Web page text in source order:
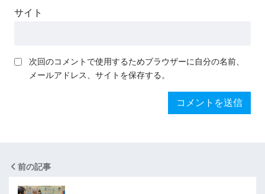
サイト
次回のコメントで使用するためブラウザーに自分の名前、
メールアドレス、サイトを保存する。
前の記事